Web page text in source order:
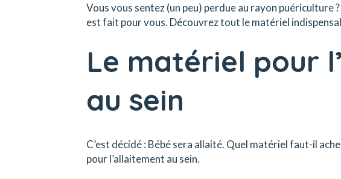
Vous vous sentez (un peu) perdue au rayon puériculture
est fait pour vous. Découvrez tout le matériel
Le matériel pour
au sein
C’est décidé : Bébé sera allaité. Quel matériel faut-il
pour l’allaitement au sein.